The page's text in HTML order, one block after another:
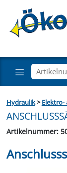
Hydraulik>Elektro-
Artikelnummer: